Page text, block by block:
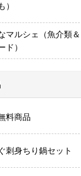
）
マルシェ（魚介類＆
ド）
料商品
刺身ちり鍋セット